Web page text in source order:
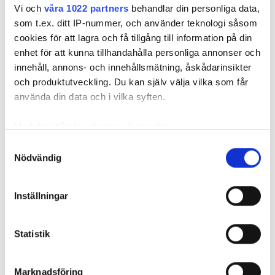
Vi och våra 1022 partners behandlar din personliga data,
som t.ex. ditt IP-nummer, och använder teknologi såsom
cookies för att lagra och få tillgång till information på din
enhet för att kunna tillhandahålla personliga annonser och
innehåll, annons- och innehållsmätning, åskådarinsikter
och produktutveckling. Du kan själv välja vilka som får
använda din data och i vilka syften.
som kan ha en noggrannhet på upp till flera meter
Ta reda på mer om hur dina personliga uppgifter
Du kan ändra eller dra tillbaka ditt samtycke när som
Nödvändig
Inställningar
Statistik
Marknadsföring
Rörmokaren Johnny, 82, om
värsta missen: “Jag blev rejält